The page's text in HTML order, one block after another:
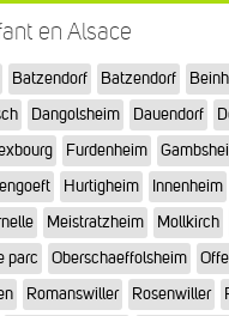
en Alsace
Batzendorf Batzendorf
Dangolsheim Dauendorf
Furdenheim
Hurtigheim Innenheim
Meistratzheim Mollkirch
parc Oberschaeffolsheim
Romanswiller Rosenwiller